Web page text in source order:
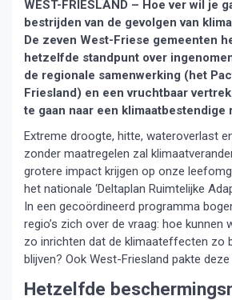
WEST-FRIESLAND – Hoe ver wil je
bestrijden van de gevolgen van
De zeven West-Friese gemeenten
hetzelfde standpunt over
de regionale samenwerking (het
Friesland) en een vruchtbaar
te gaan naar een klimaatbestendige
Extreme droogte, hitte, wateroverlast
zonder maatregelen zal
grotere impact krijgen op onze
het nationale ‘Deltaplan Ruimtelijke
In een gecoördineerd programma
regio’s zich over de vraag: hoe kunnen
zo inrichten dat de klimaateffecten zo
blijven? Ook West-Friesland pakte
Hetzelfde